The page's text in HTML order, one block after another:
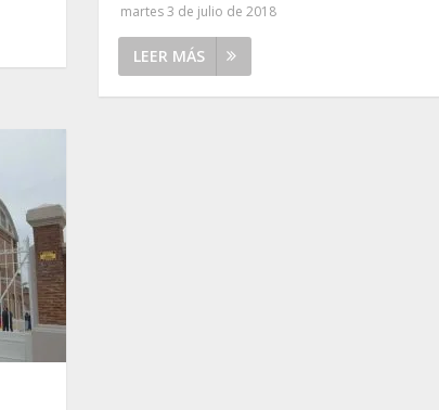
martes 3 de julio de 2018
LEER MÁS